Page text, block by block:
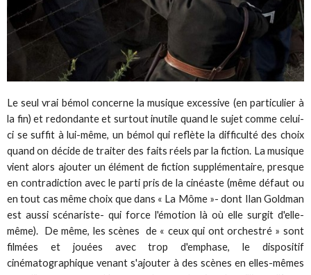
Le seul vrai bémol concerne la musique excessive (en particulier à
la fin) et redondante et surtout inutile quand le sujet comme celui-
ci se suffit à lui-même, un bémol qui reflète la difficulté des choix
quand on décide de traiter des faits réels par la fiction. La musique
vient alors ajouter un élément de fiction supplémentaire, presque
en contradiction avec le parti pris de la cinéaste (même défaut ou
en tout cas même choix que dans « La Môme »- dont Ilan Goldman
est aussi scénariste- qui force l'émotion là où elle surgit d'elle-
même). De même, les scènes de « ceux qui ont orchestré » sont
filmées et jouées avec trop d'emphase, le dispositif
cinématographique venant s'ajouter à des scènes en elles-mêmes